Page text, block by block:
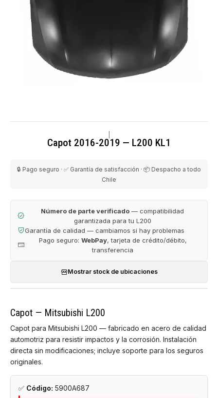
Capot 2016-2019 — L200 KL1
🔒 Pago seguro · ✅ Garantía de satisfacción · 📦 Despacho a todo
Chile
Número de parte verificado — compatibilidad
garantizada para tu L200
Garantía de calidad — cambiamos si hay problemas
Pago seguro: WebPay, tarjeta de crédito/débito,
transferencia
Mostrar stock de ubicaciones
Capot — Mitsubishi L200
Capot para Mitsubishi L200 — fabricado en acero de calidad
automotriz para resistir impactos y la corrosión. Instalación
directa sin modificaciones; incluye soporte para los seguros
originales.
✅ Código: 5900A687